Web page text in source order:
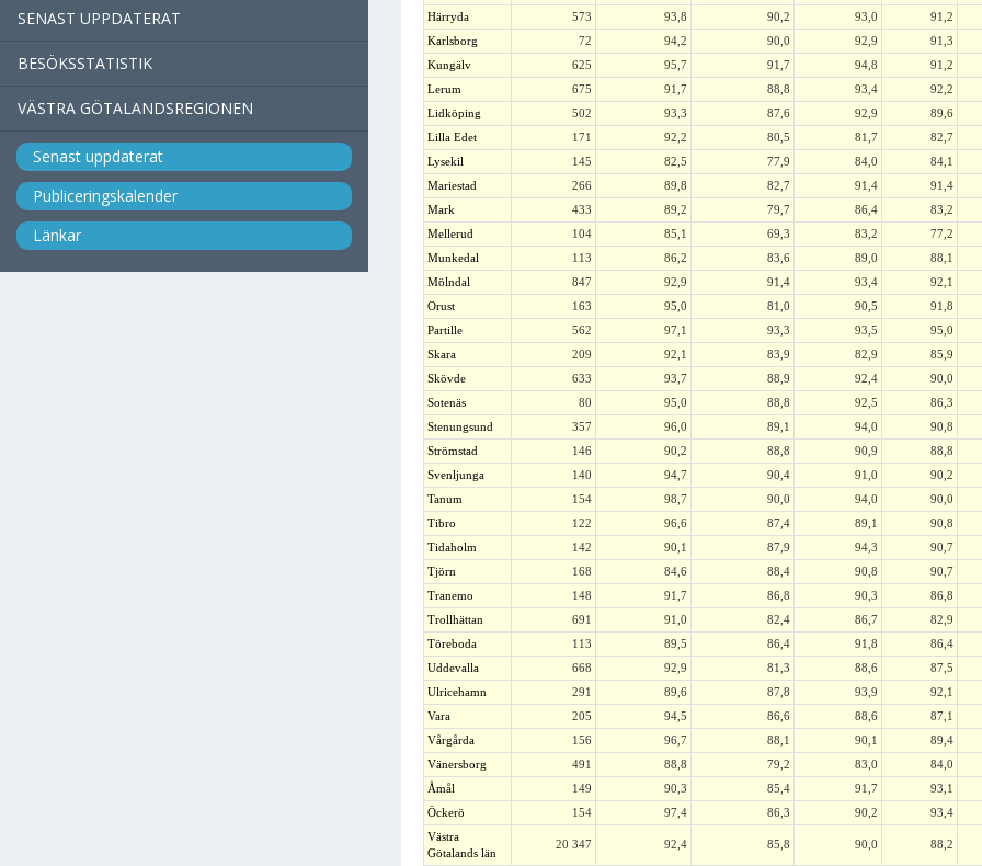
SENAST UPPDATERAT
BESÖKSSTATISTIK
VÄSTRA GÖTALANDSREGIONEN
Senast uppdaterat
Publiceringskalender
Länkar
Härryda
573 93,8 90,2 93,0
91,2
Karlsborg
72 94,2 90,0 92,9
91,3
Kungälv
625 95,7 91,7 94,8
91,2
Lerum
675 91,7 88,8 93,4
92,2
Lidköping
502 93,3 87,6 92,9
89,6
Lilla Edet
171 92,2 80,5 81,7
82,7
Lysekil
145 82,5 77,9 84,0
84,1
Mariestad
266 89,8 82,7 91,4
91,4
Mark
433 89,2 79,7 86,4
83,2
Mellerud
104 85,1 69,3 83,2
77,2
Munkedal
113 86,2 83,6 89,0
88,1
Mölndal
847 92,9 91,4 93,4
92,1
Orust
163 95,0 81,0 90,5
91,8
Partille
562 97,1 93,3 93,5
95,0
Skara
209 92,1 83,9 82,9
85,9
Skövde
633 93,7 88,9 92,4
90,0
Sotenäs
80 95,0 88,8 92,5
86,3
Stenungsund
357 96,0 89,1 94,0
90,8
Strömstad
146 90,2 88,8 90,9
88,8
Svenljunga
140 94,7 90,4 91,0
90,2
Tanum
154 98,7 90,0 94,0
90,0
Tibro
122 96,6 87,4 89,1
90,8
Tidaholm
142 90,1 87,9 94,3
90,7
Tjörn
168 84,6 88,4 90,8
90,7
Tranemo
148 91,7 86,8 90,3
86,8
Trollhättan
691 91,0 82,4 86,7
82,9
Töreboda
113 89,5 86,4 91,8
86,4
Uddevalla
668 92,9 81,3 88,6
87,5
Ulricehamn
291 89,6 87,8 93,9
92,1
Vara
205 94,5 86,6 88,6
87,1
Vårgårda
156 96,7 88,1 90,1
89,4
Vänersborg
491 88,8 79,2 83,0
84,0
Åmål
149 90,3 85,4 91,7
93,1
Öckerö
154 97,4 86,3 90,2
93,4
Västra
Götalands län
20 347 92,4 85,8 90,0 88,2